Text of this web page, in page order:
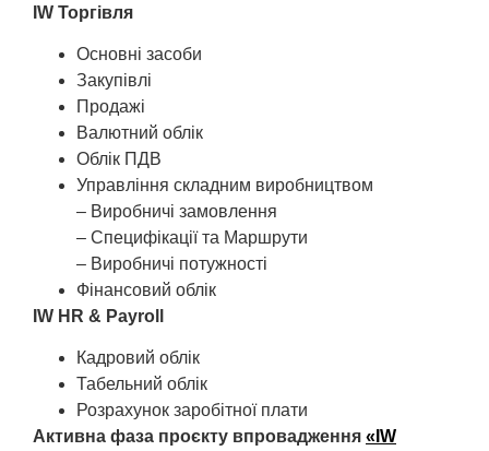
IW Торгівля
Основні засоби
Закупівлі
Продажі
Валютний облік
Облік ПДВ
Управління складним виробництвом
– Виробничі замовлення
– Специфікації та Маршрути
– Виробничі потужності
Фінансовий облік
IW HR & Payroll
Кадровий облік
Табельний облік
Розрахунок заробітної плати
Активна фаза проєкту впровадження «IW